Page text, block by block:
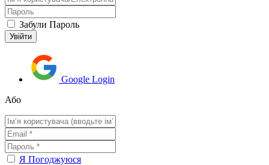
Забули Пароль
Google Login
Або
Я Погоджуюся